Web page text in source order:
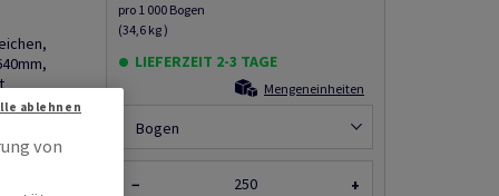
pro 1 000 Bogen
(34,6 kg )
LIEFERZEIT 2-3 TAGE
Mengeneinheiten
Bogen
− +
von
ablehnen